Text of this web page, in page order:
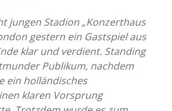
jungen Stadion „Konzerthaus
gestern ein Gastspiel aus
klar und verdient. Standing
Publikum, nachdem
ein holländisches
klaren Vorsprung